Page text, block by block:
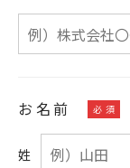
お名前
姓